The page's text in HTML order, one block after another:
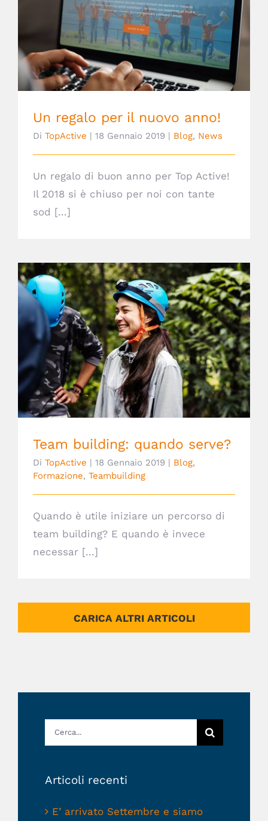
Un regalo per il nuovo anno!
Un regalo per il nuovo anno!
Di TopActive | 18 Gennaio 2019 | Blog, News
Un regalo di buon anno per Top Active!
Il 2018 si è chiuso per noi con tante
sod [...]
Team building: quando serve?
Team building: quando serve?
Di TopActive | 18 Gennaio 2019 | Blog,
Formazione, Teambuilding
Quando è utile iniziare un percorso di
team building? E quando è invece
necessar [...]
CARICA ALTRI ARTICOLI
Cerca
per:
Articoli recenti
E’ arrivato Settembre e siamo